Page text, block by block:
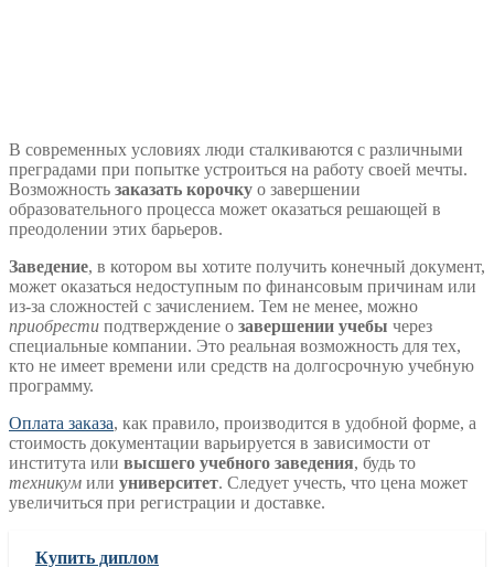
В современных условиях люди сталкиваются с различными
преградами при попытке устроиться на работу своей мечты.
Возможность заказать корочку о завершении
образовательного процесса может оказаться решающей в
преодолении этих барьеров.
Заведение, в котором вы хотите получить конечный документ,
может оказаться недоступным по финансовым причинам или
из-за сложностей с зачислением. Тем не менее, можно
приобрести подтверждение о завершении учебы через
специальные компании. Это реальная возможность для тех,
кто не имеет времени или средств на долгосрочную учебную
программу.
Оплата заказа, как правило, производится в удобной форме, а
стоимость документации варьируется в зависимости от
института или высшего учебного заведения, будь то
техникум или университет. Следует учесть, что цена может
увеличиться при регистрации и доставке.
Купить диплом